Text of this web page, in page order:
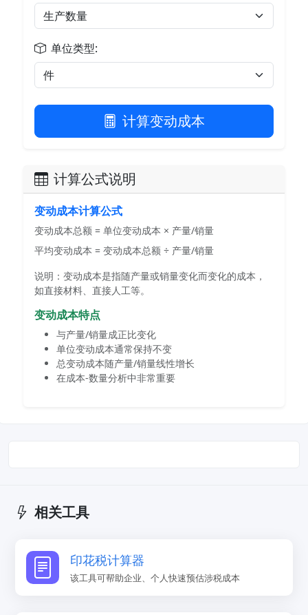
单位类型:
计算变动成本
计算公式说明
变动成本计算公式
变动成本总额 = 单位变动成本 × 产量/销量
平均变动成本 = 变动成本总额 ÷ 产量/销量
说明：变动成本是指随产量或销量变化而变化的成本，
如直接材料、直接人工等。
变动成本特点
与产量/销量成正比变化
单位变动成本通常保持不变
总变动成本随产量/销量线性增长
在成本-数量分析中非常重要
相关工具
印花税计算器
该工具可帮助企业、个人快速预估涉税成本